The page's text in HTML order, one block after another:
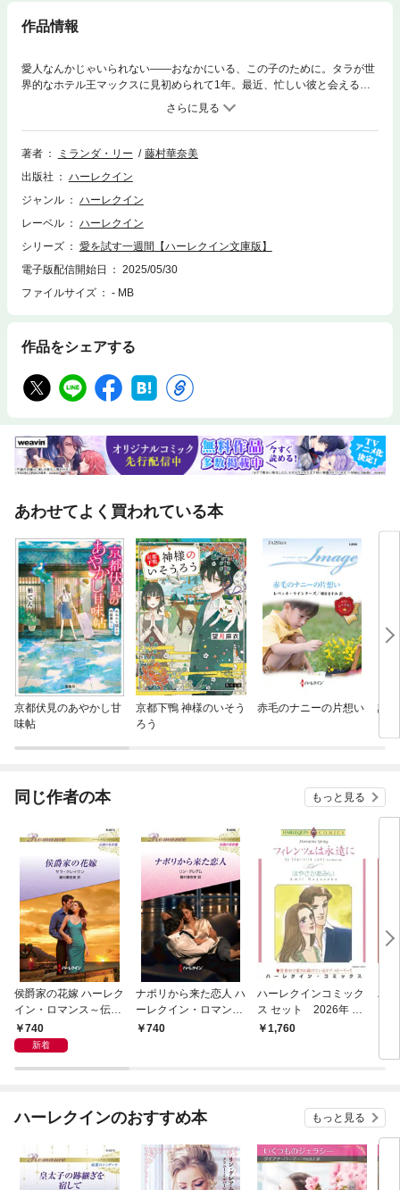
作品情報
愛人なんかじゃいられない――おなかにいる、この子のために。タラが世
界的なホテル王マックスに見初められて1年。最近、忙しい彼と会える時
間はわずかなうえ、いつもベッドの中。つまり私は、ただの都合のいい愛
人なの……？このところ吐き気に悩まされていたタラは不安に襲われる。
じつは妊娠していたのだ。もしも彼に知られたら、産まないよう迫られる
かもしれない。怯えて家を出たタラを、マックスは金の力で強引に捜し出
出す。1週間、一緒に特別な時を過ごすこと――体には指1本触れずに。＊
本書は、ハーレクイン・セレクトから既に配信されている作品のハーレク
著者 ミランダ・リー
藤村華奈美
出版社
ハーレクイン
ジャンル
ハーレクイン
レーベル
ハーレクイン
シリーズ
愛を試す一週間【ハーレクイン文庫版】
電子版配信開始日
2025/05/30
ファイルサイズ
- MB
作品をシェアする
あわせてよく買われている本
京都伏見のあやかし甘
味帖
京都下鴨 神様のいそう
ろう
赤毛のナニーの片想い
誘
同じ作者の本 もっと見る
侯爵家の花嫁 ハーレク
イン・ロマンス～伝説
の名作選～【ハーレク
イン・ロマンス版】
740
新着
ナポリから来た恋人 ハ
ーレクイン・ロマンス
～伝説の名作選～【ハ
740
ハーレクインコミック
ス セット 2026年 vo
l.916
1,760
ハ
ハーレクインのおすすめ本 もっと見る